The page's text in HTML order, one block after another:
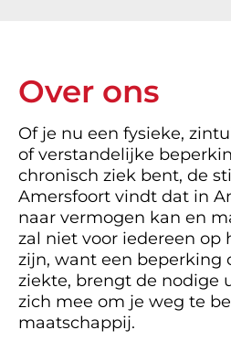
Over ons
Of je nu een fysieke,
of verstandelijke
chronisch ziek bent, de
Amersfoort vindt dat in
naar vermogen kan en
zal niet voor iedereen op
zijn, want een beperking
ziekte, brengt de nodige
zich mee om je weg te
maatschappij.